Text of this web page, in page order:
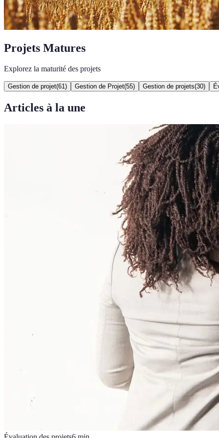
Projets Matures
Explorez la maturité des projets
Gestion de projet(61 ) Gestion de Projet(55) Gestion de projets(30)
Articles à la une